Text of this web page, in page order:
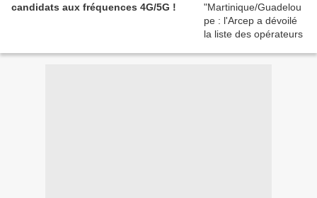
candidats aux fréquences 4G/5G !